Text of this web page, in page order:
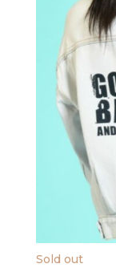
Sold out